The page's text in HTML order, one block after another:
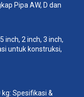
Pipa AW, D dan
Spesifikasi &